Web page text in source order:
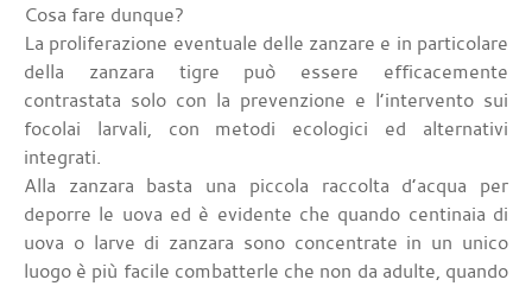
Cosa fare dunque?
La proliferazione eventuale delle zanzare e in particolare
della zanzara tigre può essere efficacemente
contrastata solo con la prevenzione e l’intervento sui
focolai larvali, con metodi ecologici ed alternativi
integrati.
Alla zanzara basta una piccola raccolta d’acqua per
deporre le uova ed è evidente che quando centinaia di
uova o larve di zanzara sono concentrate in un unico
luogo è più facile combatterle che non da adulte, quando